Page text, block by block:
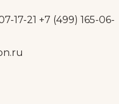
17-21 +7 (499) 165-06-